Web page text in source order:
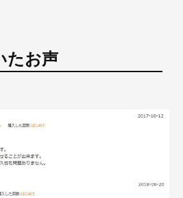
たお声